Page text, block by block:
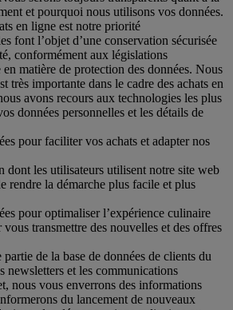
et pourquoi nous utilisons vos données.
en ligne est notre priorité
font l’objet d’une conservation sécurisée
conformément aux législations
matière de protection des données. Nous
très importante dans le cadre des achats en
avons recours aux technologies les plus
données personnelles et les détails de
pour faciliter vos achats et adapter nos
dont les utilisateurs utilisent notre site web
rendre la démarche plus facile et plus
pour optimaliser l’expérience culinaire
transmettre des nouvelles et des offres
de la base de données de clients du
newsletters et les communications
nous vous enverrons des informations
du lancement de nouveaux